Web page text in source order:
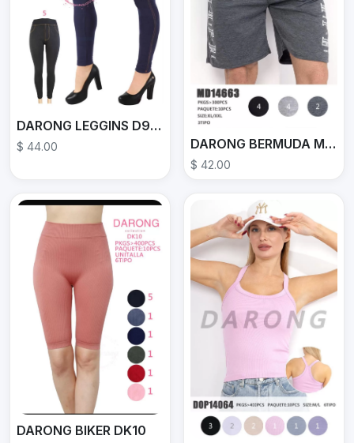
DARONG LEGGINS D910
$ 44.00 DARONG BERMUDA MD14663
$ 42.00
DARONG BIKER DK10